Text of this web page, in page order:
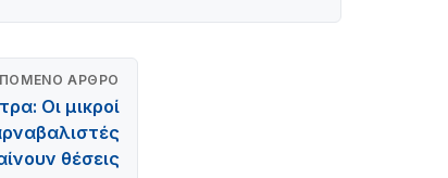
ΆΡΘΡΟ
Οι μικροί
θέσεις